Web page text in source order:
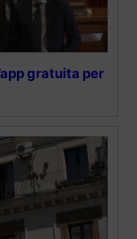
gratuita per